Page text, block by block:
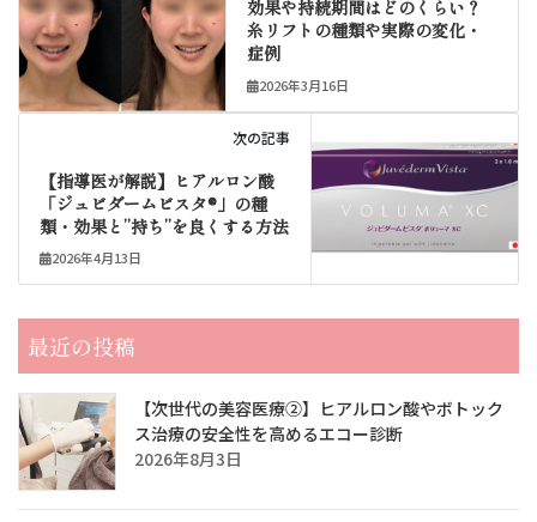
効果や持続期間はどのくらい？
糸リフトの種類や実際の変化・
症例
2026年3月16日
次の記事
【指導医が解説】ヒアルロン酸
「ジュビダームビスタ®」の種
類・効果と”持ち”を良くする方法
2026年4月13日
最近の投稿
【次世代の美容医療②】ヒアルロン酸やボトック
ス治療の安全性を高めるエコー診断
2026年8月3日